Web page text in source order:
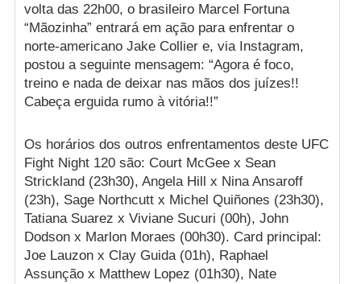
volta das 22h00, o brasileiro Marcel Fortuna
“Mãozinha” entrará em ação para enfrentar o
norte-americano Jake Collier e, via Instagram,
postou a seguinte mensagem: “Agora é foco,
treino e nada de deixar nas mãos dos juízes!!
Cabeça erguida rumo à vitória!!”
Os horários dos outros enfrentamentos deste UFC
Fight Night 120 são: Court McGee x Sean
Strickland (23h30), Angela Hill x Nina Ansaroff
(23h), Sage Northcutt x Michel Quiñones (23h30),
Tatiana Suarez x Viviane Sucuri (00h), John
Dodson x Marlon Moraes (00h30). Card principal:
Joe Lauzon x Clay Guida (01h), Raphael
Assunção x Matthew Lopez (01h30), Nate